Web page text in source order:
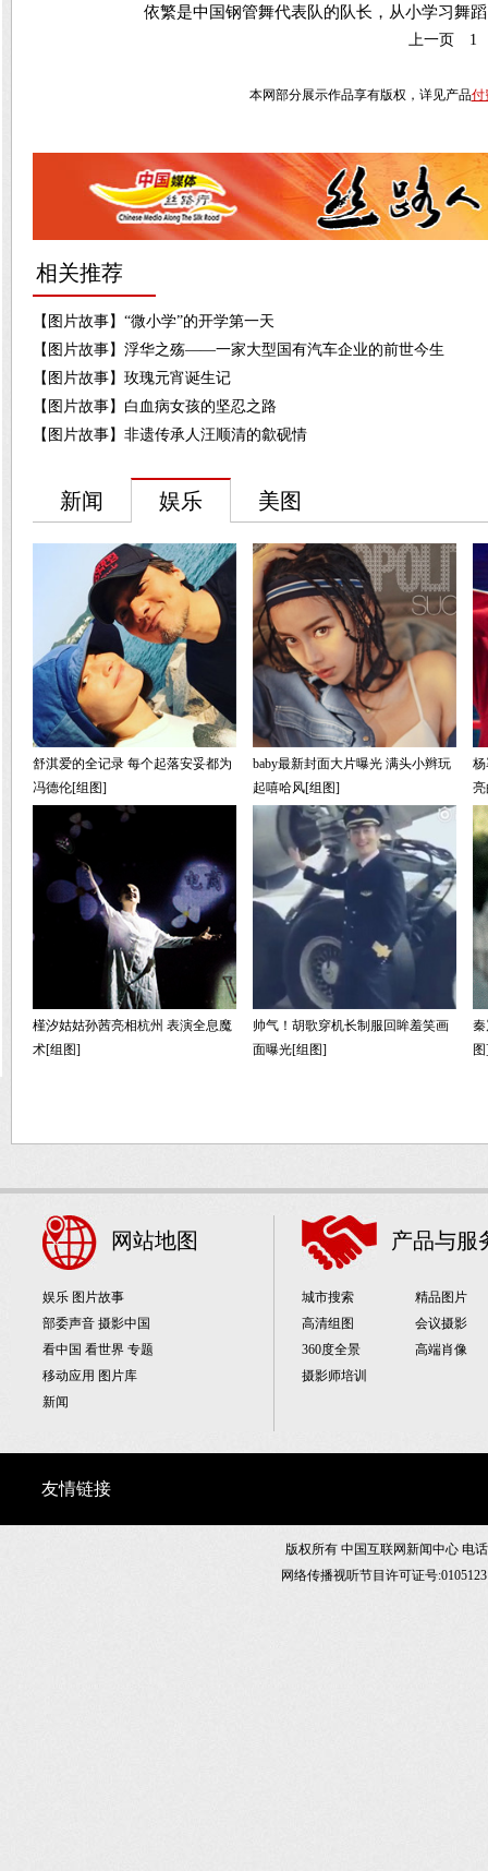
依繁是中国钢管舞代表队的队长，从小学习舞
上一页 1
本网部分展示作品享有版权，详见产品付
相关推荐
【图片故事】“微小学”的开学第一天
【图片故事】浮华之殇——一家大型国有汽车企业的前世今生
【图片故事】玫瑰元宵诞生记
【图片故事】白血病女孩的坚忍之路
【图片故事】非遗传承人汪顺清的歙砚情